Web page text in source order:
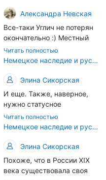
Когда региональный
продукт начнут делать
многие мастера региона, а
не единицы энтузиастов,
вот тогда можно подумать
об этом. Пока рано, рано.
Александра Невская
Все-таки Углич не потерян
окончательно :) Местный
институт сыроделия
делает сейчас отличные
плесенью - хотя конечно,
возродить рецепты
углицких колбасников
было бы прекрасно. Только
это сегодня дело не
государства (в самом
лучшем случае оно могло
бы возродить плановую
экономику, а не
исторические ремесла,
Читать полностью
Немецкое наследие и русский характер: история колбасного дела в Российской империи
Элина Сикорская
И еще. Также, наверное,
нужно статусное
законодательство. В
Европе есть защита
— пармская ветчина не
может производиться в
другом регионе. У нас это
почти не работает.
Читать полностью
Немецкое наследие и русский характер: история колбасного дела в Российской империи
Элина Сикорская
Похоже, что в России XIX
века существовала своя